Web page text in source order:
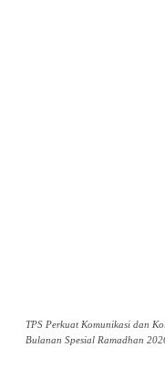
TPS Perkuat Komunikasi dan
Bulanan Spesial Ramadhan